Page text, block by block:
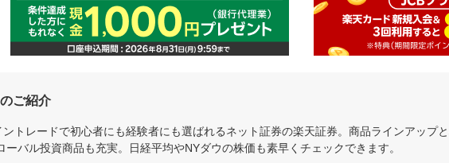
ご紹介
トレードで初心者にも経験者にも選ばれるネット証券の楽天証券。商品ラインアップ
バル投資商品も充実。日経平均やNYダウの株価も素早くチェックできます。